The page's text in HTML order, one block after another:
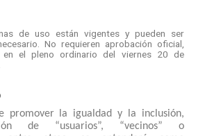
de uso están vigentes y pueden ser
No requieren aprobación oficial,
en el pleno ordinario del viernes 20 de
promover la igualdad y la inclusión,
de “usuarios”, “vecinos” o